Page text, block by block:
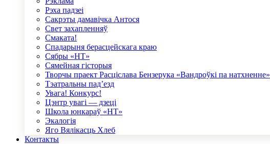
Рэха падзеі
Сакрэты дамавічка Антося
Свет захапленняў
Смаката!
Спадарыня берасцейскага краю
Сябры «НТ»
Сямейная гісторыя
Творчы праект Расціслава Бензерука «Вандроўкі па натхненне»
Тэатральны пад’езд
Увага! Конкурс!
Цэнтр увагі — дзеці
Школа юнкараў «НТ»
Экалогія
Яго Вялікасць Хлеб
Контакты